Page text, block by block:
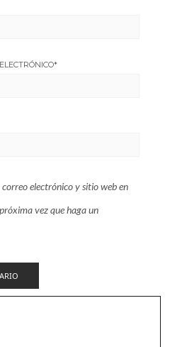
*
electrónico y sitio web en
vez que haga un